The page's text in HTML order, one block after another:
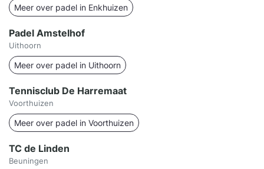
Meer over padel in Enkhuizen
Padel Amstelhof
Uithoorn
Meer over padel in Uithoorn
Tennisclub De Harremaat
Voorthuizen
Meer over padel in Voorthuizen
TC de Linden
Beuningen